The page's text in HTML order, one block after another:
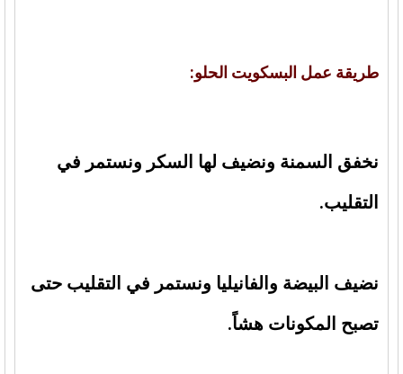
طريقة عمل البسكويت الحلو:
نخفق السمنة ونضيف لها السكر ونستمر في
التقليب.
نضيف البيضة والفانيليا ونستمر في التقليب حتى
تصبح المكونات هشاً.